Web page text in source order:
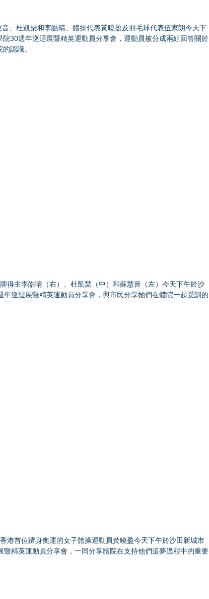
、杜凱琹和李皓晴、體操代表黃曉盈及羽毛球代表伍家朗今天下
30週年巡迴展暨精英運動員分享會，運動員被分成兩組回答關於
認識。
得主李皓晴（右）、杜凱琹（中）和蘇慧音（左）今天下午於沙
巡迴展暨精英運動員分享會，與市民分享她們在體院一起受訓的
港首位躋身奧運的女子體操運動員黃曉盈今天下午於沙田新城市
暨精英運動員分享會，一同分享體院在支持他們追夢過程中的重要